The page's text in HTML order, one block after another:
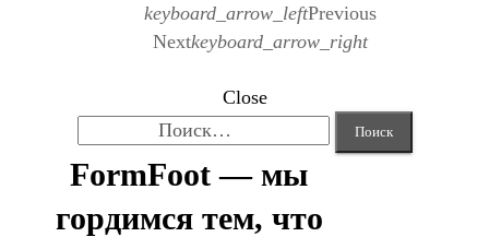
keyboard_arrow_leftPrevious
Nextkeyboard_arrow_right
Close
FormFoot — мы
гордимся тем, что